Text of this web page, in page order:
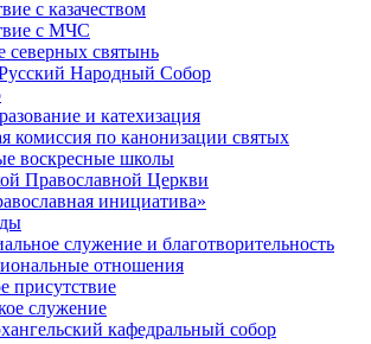
с казачеством
с МЧС
северных святынь
Народный Собор
и катехизация
комиссия по канонизации святых
воскресные школы
Православной Церкви
инициатива»
служение и благотворительность
отношения
присутствие
служение
кафедральный собор